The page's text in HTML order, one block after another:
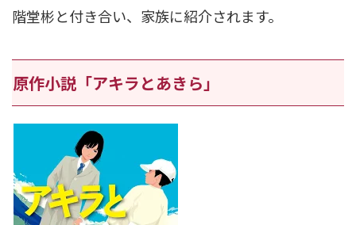
階堂彬と付き合い、家族に紹介されます。
原作小説「アキラとあきら」